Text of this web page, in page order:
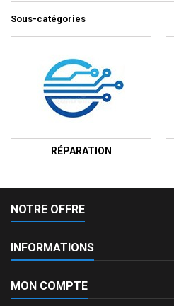
Sous-catégories
RÉPARATION
NOTRE OFFRE
INFORMATIONS
MON COMPTE